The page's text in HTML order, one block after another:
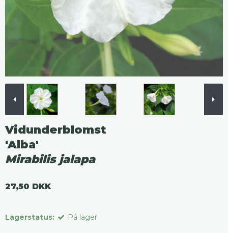
Vidunderblomst
'Alba'
Mirabilis jalapa
27,50 DKK
Lagerstatus: På lager